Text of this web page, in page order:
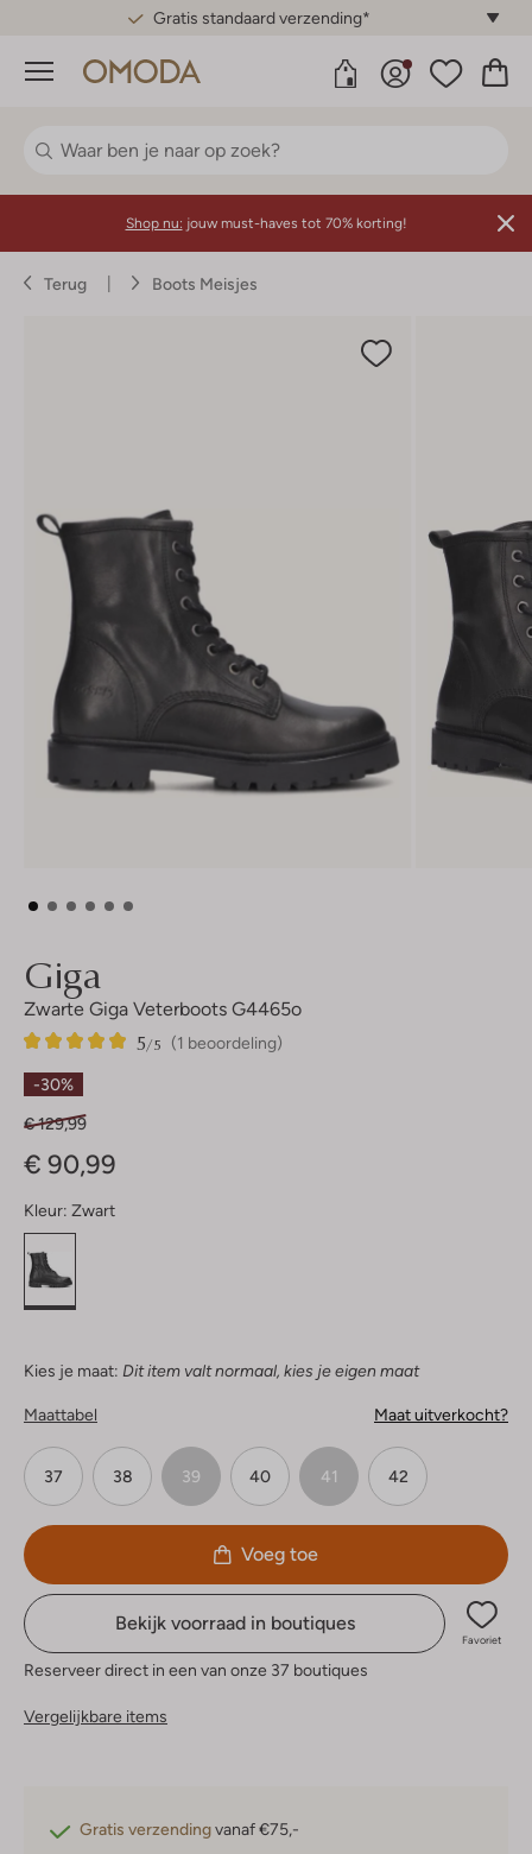
Gratis standaard verzending*
Menu
Shop nu: jouw must-haves tot 70% korting!
Terug Boots Meisjes
Giga
Zwarte Giga Veterboots G4465o
(1 beoordeling)
5/5
1
5
Sterren
-30%
€ 129,99
€ 90,99
Kleur: Zwart
Kies je maat: Dit item valt normaal, kies je eigen maat
Maattabel Maat uitverkocht?
37 38 39 40 41 42
Voeg toe
Bekijk voorraad in boutiques
Favoriet
Reserveer direct in een van onze 37 boutiques
Vergelijkbare items
Gratis verzendingvanaf €75,-